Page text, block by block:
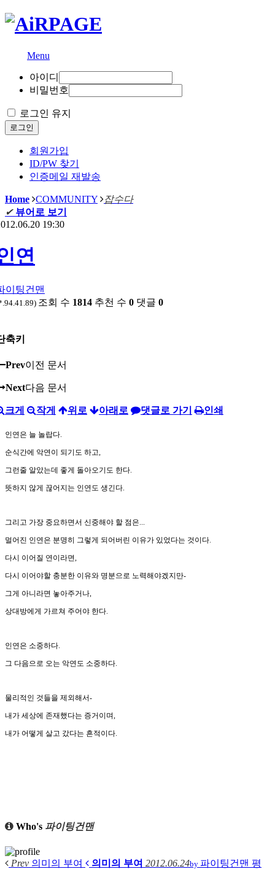
Menu
아이디
비밀번호
로그인 유지
로그인
회원가입
ID/PW 찾기
인증메일 재발송
Home COMMUNITY
잡수다
✔ 뷰어로 보기
19:30
연
이팅건맨
조회 수 1814 추천 수 0 댓글 0
축키
Prev이전 문서
Next다음 문서
크게 작게 위로 아래로 댓글로 가기 인쇄
인연은 늘 놀랍다.
순식간에 악연이 되기도 하고,
그런줄 알았는데 좋게 돌아오기도 한다.
뜻하지 않게 끊어지는 인연도 생긴다.
그리고 가장 중요하면서 신중해야 할 점은...
멀어진 인연은 분명히 그렇게 되어버린 이유가 있었다는 것이다.
다시 이어질 연이라면,
다시 이어야할 충분한 이유와 명분으로 노력해야겠지만-
그게 아니라면 놓아주거나,
상대방에게 가르쳐 주어야 한다.
인연은 소중하다.
그 다음으로 오는 악연도 소중하다.
물리적인 것들을 제외해서-
내가 세상에 존재했다는 증거이며,
내가 어떻게 살고 갔다는 흔적이다.
Who's 파이팅건맨
Prev 의미의 부여 의미의 부여 2012.06.24by 파이팅건맨 평